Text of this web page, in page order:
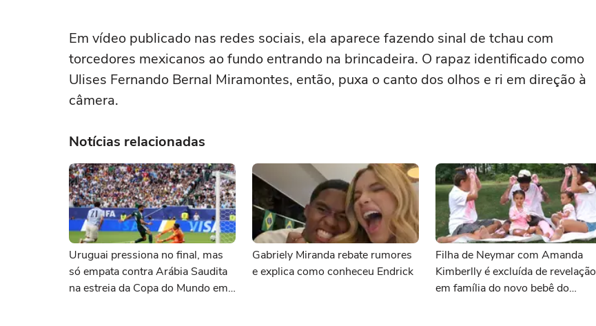
Em vídeo publicado nas redes sociais, ela aparece fazendo sinal de tchau com
torcedores mexicanos ao fundo entrando na brincadeira. O rapaz identificado como
Ulises Fernando Bernal Miramontes, então, puxa o canto dos olhos e ri em direção à
câmera.
Notícias relacionadas
Uruguai pressiona no final, mas
só empata contra Arábia Saudita
na estreia da Copa do Mundo em
Gabriely Miranda rebate rumores
e explica como conheceu Endrick
Filha de Neymar com Amanda
Kimberlly é excluída de revelação
em família do novo bebê do